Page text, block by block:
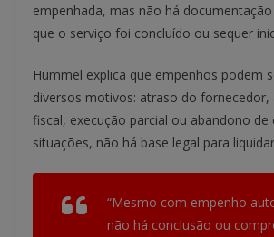
empenhada, mas não há
que o serviço foi concluído ou sequer
Hummel explica que empenhos podem
diversos motivos: atraso do fornecedor,
fiscal, execução parcial ou abandono
situações, não há base legal para
“Mesmo com empenho
não há conclusão ou